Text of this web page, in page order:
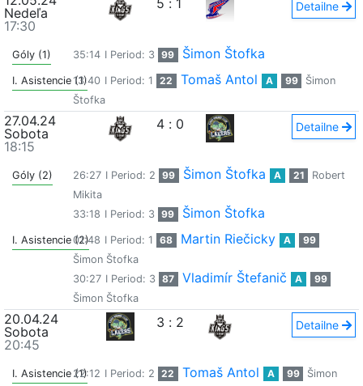
Nedeľa
17:30
5 : 1 Detailne
Góly (1) 35:14 I Period: 3 99 Šimon Štofka
I. Asistencie (1)13:40 I Period: 1 22 Tomaš Antol A 99
Šimon
Štofka
27.04.24
Sobota
18:15
4 : 0 Detailne
Góly (2) 26:27 I Period: 2 99 Šimon Štofka A 21
Robert
Mikita
33:18 I Period: 3 99 Šimon Štofka
I. Asistencie (2)
01:48 I Period: 1 68 Martin Riečicky A
99
Šimon Štofka
30:27 I Period: 3 87 Vladimír Štefanič A
99
Šimon Štofka
20.04.24
Sobota
20:45
3 : 2 Detailne
I. Asistencie (1)22:12 I Period: 2 22 Tomaš Antol A 99
Šimon